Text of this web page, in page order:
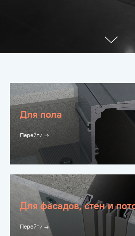
Для пола
Перейти →
Для фасадов, стен и
Перейти →